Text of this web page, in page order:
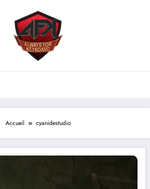
Accueil cyanidestudio